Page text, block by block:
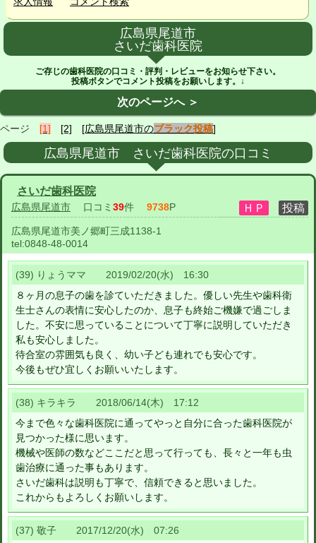
広島県尾道市
さいだ歯科医院
ご存じの歯科医院の口コミ・評判・レビューをお知らせ下さい。
投稿ボタンでコメント投稿をお願いします。↓
次のページへ ＞
ページ [1] [2] [広島県尾道市のブラック投稿]
広島県尾道市 さいだ歯科医院の口コミ
さいだ歯科医院
広島県尾道市 口コミ 39件 9738P
広島県尾道市美ノ郷町三成1138-1
tel:0848-48-0014
(39) りょうママ 2019/02/20(水) 16:30
８ヶ月の息子の歯を診ていただきました。優しい先生や歯科衛
生士さんの表情に安心したのか、息子も終始ご機嫌で過ごしま
した。不安に思っていることについて丁寧に説明していただき
私も安心しました。
待合室の雰囲気も良く、幼い子ども連れでも安心です。
今後もぜひ宜しくお願いいたします。
(38) キラキラ 2018/06/14(木) 17:12
今まで色々な歯科医院に通ってやっと自分に合った歯科医院が
見つかった様に思います。
機械や医師の数などここだと思って行っても、長々と一年も虫
歯治療に通った事もあります。
さいだ歯科は説明も丁寧で、信頼できると思いました。
これからもよろしくお願いします。
(37) 敬子 2017/12/20(水) 07:26